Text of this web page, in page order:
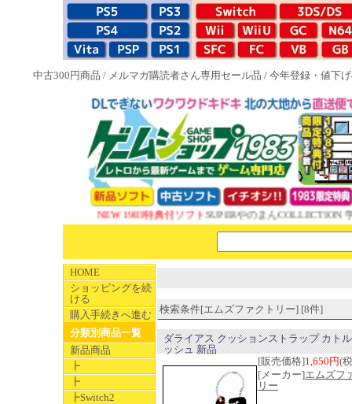
中古300円商品 / メルマガ購読者さん専用セール品 / 今年登録・値下
NEW 1983特典付ソフトSUPERやのまんCOLLECTION 学校
HOME
ショッピングを続
ける
購入手続きへ進む
分類別商品一覧
新品商品
┣
┣
┣Switch2
検索条件[エムズファクトリー] [8件]
ダライアス クッションストラップ カト
ッシュ 新品
[販売価格]1,650円(
[メーカー]エムズフ
リー